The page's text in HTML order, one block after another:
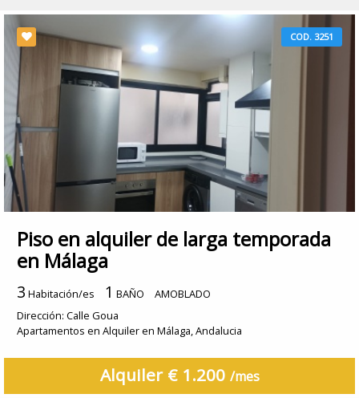
COD. 3251
Piso en alquiler de larga temporada
en Málaga
3 Habitación/es 1 BAÑO
AMOBLADO
Dirección: Calle Goua
Apartamentos en Alquiler en Málaga, Andalucia
Alquiler € 1.200 /mes